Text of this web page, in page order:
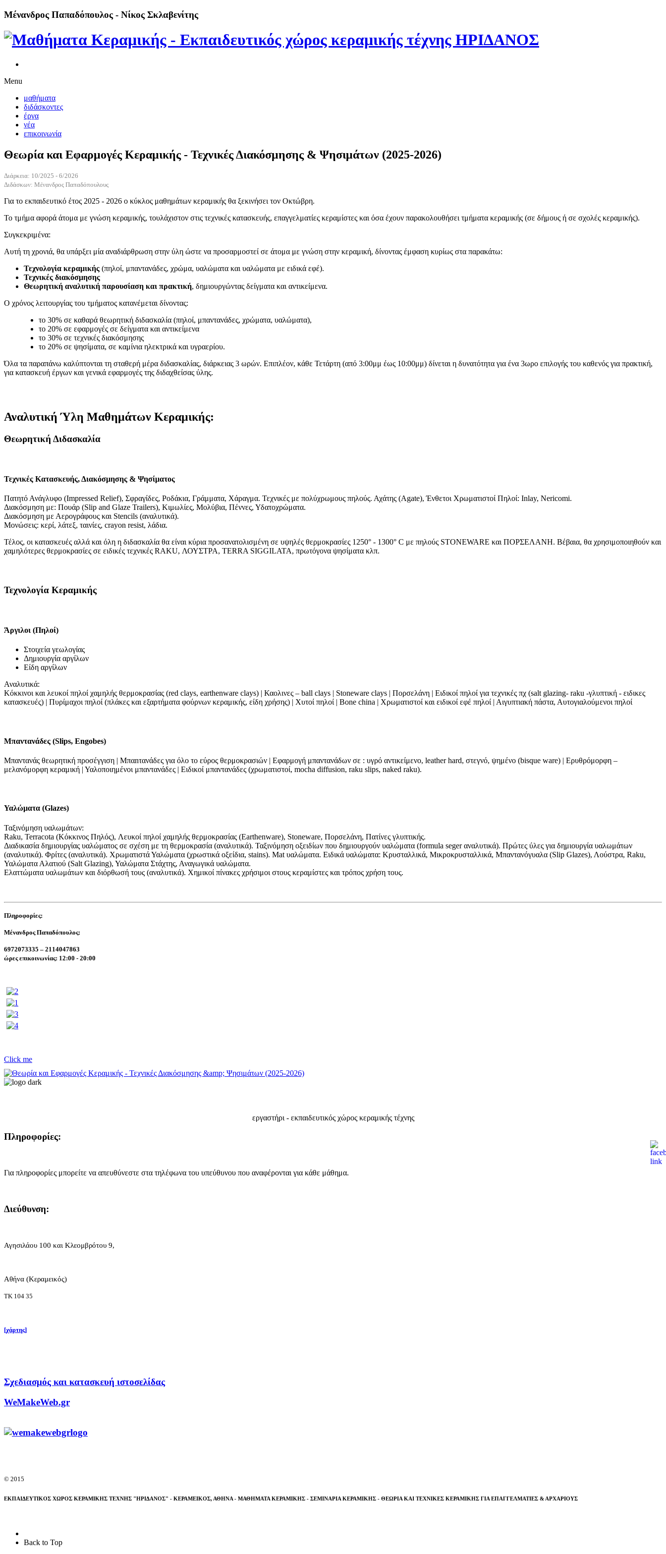
Μένανδρος Παπαδόπουλος - Νίκος Σκλαβενίτης
Menu
μαθήματα
διδάσκοντες
έργα
νέα
επικοινωνία
Θεωρία και Εφαρμογές Κεραμικής - Τεχνικές Διακόσμησης & Ψησιμάτων (2025-2026)
Διάρκεια: 10/2025 - 6/2026
Διδάσκων: Μένανδρος Παπαδόπουλους
Για το εκπαιδευτικό έτος 2025 - 2026 ο κύκλος μαθημάτων κεραμικής θα ξεκινήσει τον Οκτώβρη.
Το τμήμα αφορά άτομα με γνώση κεραμικής, τουλάχιστον στις τεχνικές κατασκευής, επαγγελματίες κεραμίστες και όσα έχουν παρακολουθήσει τμήματα κεραμικής (σε δήμους ή σε σχολές κεραμικής).
Συγκεκριμένα:
Αυτή τη χρονιά, θα υπάρξει μία αναδιάρθρωση στην ύλη ώστε να προσαρμοστεί σε άτομα με γνώση στην κεραμική, δίνοντας έμφαση κυρίως στα παρακάτω:
Τεχνολογία κεραμικής (πηλοί, μπαντανάδες, χρώμα, υαλώματα και υαλώματα με ειδικά εφέ).
Τεχνικές διακόσμησης
Θεωρητική αναλυτική παρουσίαση και πρακτική, δημιουργώντας δείγματα και αντικείμενα.
Ο χρόνος λειτουργίας του τμήματος κατανέμεται δίνοντας:
το 30% σε καθαρά θεωρητική διδασκαλία (πηλοί, μπαντανάδες, χρώματα, υαλώματα),
το 20% σε εφαρμογές σε δείγματα και αντικείμενα
το 30% σε τεχνικές διακόσμησης
το 20% σε ψησίματα, σε καμίνια ηλεκτρικά και υγραερίου.
Όλα τα παραπάνω καλύπτονται τη σταθερή μέρα διδασκαλίας, διάρκειας 3 ωρών. Επιπλέον, κάθε Τετάρτη (από 3:00μμ έως 10:00μμ) δίνεται η δυνατότητα για ένα 3ωρο επιλογής του καθενός για πρακτική,
για κατασκευή έργων και γενικά εφαρμογές της διδαχθείσας ύλης.
Αναλυτική Ύλη Μαθημάτων Κεραμικής:
Θεωρητική Διδασκαλία
Τεχνικές Κατασκευής, Διακόσμησης & Ψησίματος
Πατητό Ανάγλυφο (Impressed Relief), Σφραγίδες, Ροδάκια, Γράμματα, Χάραγμα. Τεχνικές με πολύχρωμους πηλούς. Αχάτης (Agate), Ένθετοι Χρωματιστοί Πηλοί: Inlay, Nericomi.
Διακόσμηση με: Πουάρ (Slip and Glaze Trailers), Κιμωλίες, Μολύβια, Πέννες, Υδατοχρώματα.
Διακόσμηση με Αερογράφους και Stencils (αναλυτικά).
Μονώσεις: κερί, λάτεξ, ταινίες, crayon resist, λάδια.
Τέλος, οι κατασκευές αλλά και όλη η διδασκαλία θα είναι κύρια προσανατολισμένη σε υψηλές θερμοκρασίες 1250° - 1300° C με πηλούς STONEWARE και ΠΟΡΣΕΛΑΝΗ. Βέβαια, θα χρησιμοποιηθούν και
χαμηλότερες θερμοκρασίες σε ειδικές τεχνικές RAKU, ΛΟΥΣΤΡΑ, TERRA SIGGILATA, πρωτόγονα ψησίματα κλπ.
Τεχνολογία Κεραμικής
Άργιλοι (Πηλοί)
Στοιχεία γεωλογίας
Δημιουργία αργίλων
Είδη αργίλων
Αναλυτικά:
Κόκκινοι και λευκοί πηλοί χαμηλής θερμοκρασίας (red clays, earthenware clays) | Καολινες – ball clays | Stoneware clays | Πορσελάνη | Ειδικοί πηλοί για τεχνικές πχ (salt glazing- raku -γλυπτική - ειδικες
κατασκευές) | Πυρίμαχοι πηλοί (πλάκες και εξαρτήματα φούρνων κεραμικής, είδη χρήσης) | Χυτοί πηλοί | Bone china | Χρωματιστοί και ειδικοί εφέ πηλοί | Αιγυπτιακή πάστα, Αυτογιαλούμενοι πηλοί
Μπαντανάδες (Slips, Engobes)
Μπαντανάς θεωρητική προσέγγιση | Μπαnτανάδες για όλο το εύρος θερμοκρασιών | Εφαρμογή μπαντανάδων σε : υγρό αντικείμενο, leather hard, στεγνό, ψημένο (bisque ware) | Ερυθρόμορφη –
μελανόμορφη κεραμική | Υαλοποιημένοι μπαντανάδες | Ειδικοί μπαντανάδες (χρωματιστοί, mocha diffusion, raku slips, naked raku).
Υαλώματα (Glazes)
Ταξινόμηση υαλωμάτων:
Raku, Terracota (Κόκκινος Πηλός), Λευκοί πηλοί χαμηλής θερμοκρασίας (Earthenware), Stoneware, Πορσελάνη, Πατίνες γλυπτικής.
Διαδικασία δημιουργίας υαλώματος σε σχέση με τη θερμοκρασία (αναλυτικά). Ταξινόμηση οξειδίων που δημιουργούν υαλώματα (formula seger αναλυτικά). Πρώτες ύλες για δημιουργία υαλωμάτων
(αναλυτικά). Φρίτες (αναλυτικά). Χρωματιστά Υαλώματα (χρωστικά οξείδια, stains). Mat υαλώματα. Ειδικά υαλώματα: Κρυσταλλικά, Μικροκρυσταλλικά, Μπαντανόγυαλα (Slip Glazes), Λούστρα, Raku,
Υαλώματα Αλατιού (Salt Glazing), Υαλώματα Στάχτης, Αναγωγικά υαλώματα.
Ελαττώματα υαλωμάτων και διόρθωσή τους (αναλυτικά). Χημικοί πίνακες χρήσιμοι στους κεραμίστες και τρόπος χρήση τους.
Πληροφορίες:
Μένανδρος Παπαδόπουλος:
6972073335 – 2114047863
ώρες επικοινωνίας: 12:00 - 20:00
Click me
εργαστήρι - εκπαιδευτικός χώρος κεραμικής τέχνης
Πληροφορίες:
Για πληροφορίες μπορείτε να απευθύνεστε στα τηλέφωνα του υπεύθυνου που αναφέρονται για κάθε μάθημα.
Διεύθυνση:
Αγησιλάου 100 και Κλεομβρότου 9,
Αθήνα (Κεραμεικός)
ΤΚ 104 35
[χάρτης]
Σχεδιασμός και κατασκευή ιστοσελίδας
WeMakeWeb.gr
© 2015
ΕΚΠΑΙΔΕΥΤΙΚΟΣ ΧΩΡΟΣ ΚΕΡΑΜΙΚΗΣ ΤΕΧΝΗΣ "ΗΡΙΔΑΝΟΣ" - ΚΕΡΑΜΕΙΚΟΣ, ΑΘΗΝΑ - ΜΑΘΗΜΑΤΑ ΚΕΡΑΜΙΚΗΣ - ΣΕΜΙΝΑΡΙΑ ΚΕΡΑΜΙΚΗΣ - ΘΕΩΡΙΑ ΚΑΙ ΤΕΧΝΙΚΕΣ ΚΕΡΑΜΙΚΗΣ ΓΙΑ ΕΠΑΓΓΕΛΜΑΤΙΕΣ & ΑΡΧΑΡΙΟΥΣ
Back to Top